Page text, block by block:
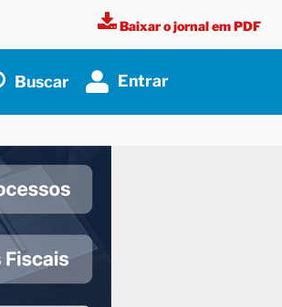
Baixar o jornal em PDF
Buscar Entrar